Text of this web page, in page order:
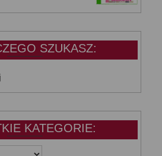
SZUKASZ:
KATEGORIE: